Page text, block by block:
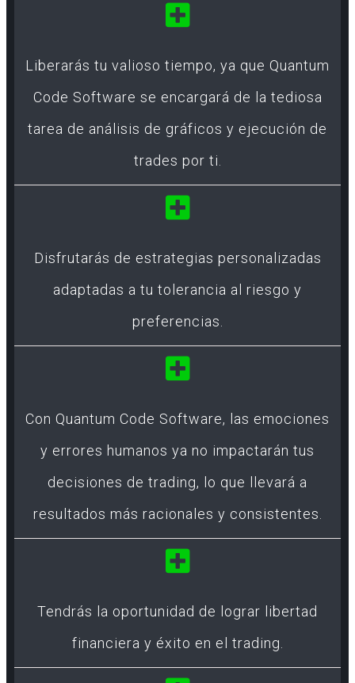
Liberarás tu valioso tiempo, ya que Quantum
Code Software se encargará de la tediosa
tarea de análisis de gráficos y ejecución de
trades por ti.
Disfrutarás de estrategias personalizadas
adaptadas a tu tolerancia al riesgo y
preferencias.
Con Quantum Code Software, las emociones
y errores humanos ya no impactarán tus
decisiones de trading, lo que llevará a
resultados más racionales y consistentes.
Tendrás la oportunidad de lograr libertad
financiera y éxito en el trading.